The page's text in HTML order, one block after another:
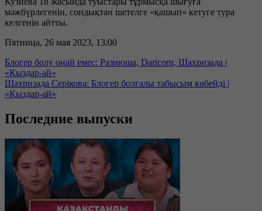
мәжбүрлегенін, сондықтан шетелге «қашып» кетуге тура
келгенін айтты.
Пятница, 26 мая 2023, 13:00
Блогер болу оңай емес: Разиюша, Daricorn, Шахризада |
«Қыздар-ай»
Шахризада Серікова: Блогер болғалы табысым көбейді |
«Қыздар-ай»
Последние выпуски